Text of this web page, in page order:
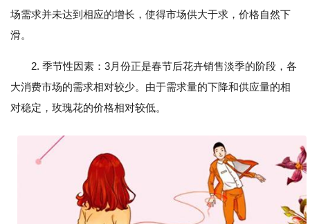
场需求并未达到相应的增长，使得市场供大于求，价格自然下
滑。
2. 季节性因素：3月份正是春节后花卉销售淡季的阶段，各
大消费市场的需求相对较少。由于需求量的下降和供应量的相
对稳定，玫瑰花的价格相对较低。